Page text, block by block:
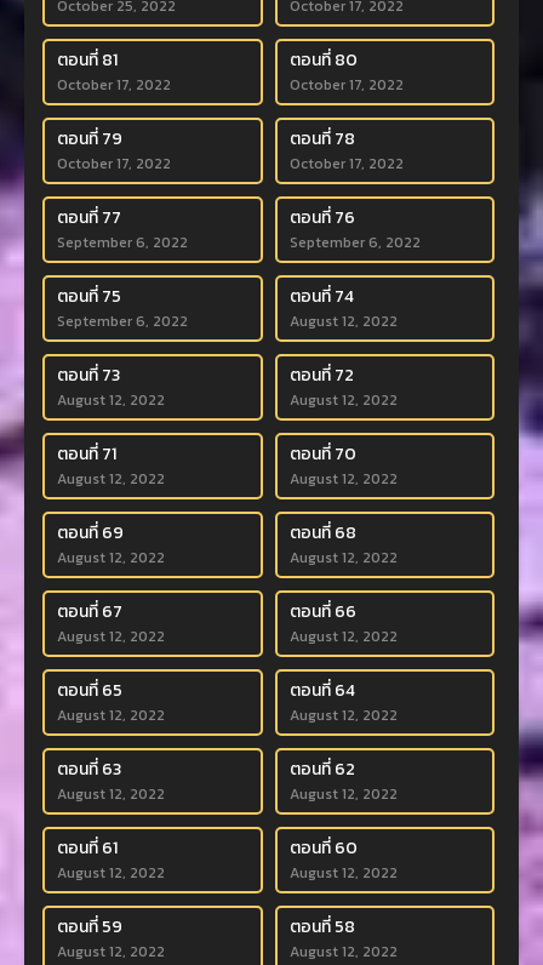
October 25, 2022 October 17, 2022
ตอนที่ 81
October 17, 2022
ตอนที่ 80
October 17, 2022
ตอนที่ 79
October 17, 2022
ตอนที่ 78
October 17, 2022
ตอนที่ 77
September 6, 2022
ตอนที่ 76
September 6, 2022
ตอนที่ 75
September 6, 2022
ตอนที่ 74
August 12, 2022
ตอนที่ 73
August 12, 2022
ตอนที่ 72
August 12, 2022
ตอนที่ 71
August 12, 2022
ตอนที่ 70
August 12, 2022
ตอนที่ 69
August 12, 2022
ตอนที่ 68
August 12, 2022
ตอนที่ 67
August 12, 2022
ตอนที่ 66
August 12, 2022
ตอนที่ 65
August 12, 2022
ตอนที่ 64
August 12, 2022
ตอนที่ 63
August 12, 2022
ตอนที่ 62
August 12, 2022
ตอนที่ 61
August 12, 2022
ตอนที่ 60
August 12, 2022
ตอนที่ 59
August 12, 2022
ตอนที่ 58
August 12, 2022